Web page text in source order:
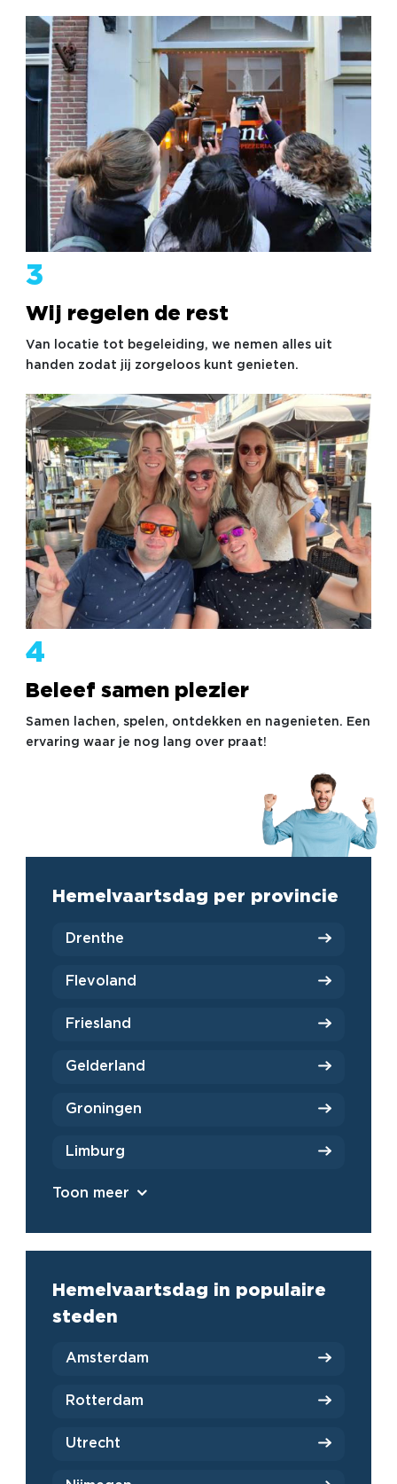
3
Wij regelen de rest
Van locatie tot begeleiding, we nemen alles uit
handen zodat jij zorgeloos kunt genieten.
4
Beleef samen plezier
Samen lachen, spelen, ontdekken en nagenieten. Een
ervaring waar je nog lang over praat!
Hemelvaartsdag per provincie
Drenthe
Flevoland
Friesland
Gelderland
Groningen
Limburg
Toon meer
Hemelvaartsdag in populaire
steden
Amsterdam
Rotterdam
Utrecht